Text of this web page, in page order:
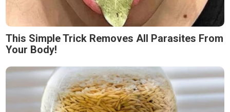
This Simple Trick Removes All Parasites From
Your Body!